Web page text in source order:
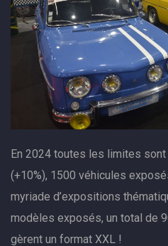
En 2024 toutes les limites sont
(+10%), 1500 véhicules
myriade d’expositions
modèles exposés, un total de
gèrent un format XXL !